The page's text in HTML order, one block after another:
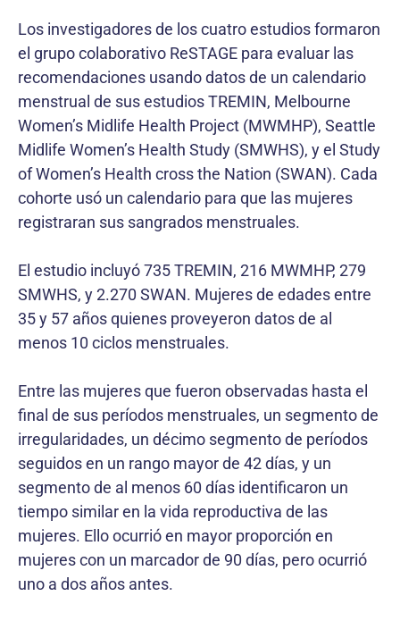
Los investigadores de los cuatro estudios formaron
el grupo colaborativo ReSTAGE para evaluar las
recomendaciones usando datos de un calendario
menstrual de sus estudios TREMIN, Melbourne
Women’s Midlife Health Project (MWMHP), Seattle
Midlife Women’s Health Study (SMWHS), y el Study
of Women’s Health cross the Nation (SWAN). Cada
cohorte usó un calendario para que las mujeres
registraran sus sangrados menstruales.
El estudio incluyó 735 TREMIN, 216 MWMHP, 279
SMWHS, y 2.270 SWAN. Mujeres de edades entre
35 y 57 años quienes proveyeron datos de al
menos 10 ciclos menstruales.
Entre las mujeres que fueron observadas hasta el
final de sus períodos menstruales, un segmento de
irregularidades, un décimo segmento de períodos
seguidos en un rango mayor de 42 días, y un
segmento de al menos 60 días identificaron un
tiempo similar en la vida reproductiva de las
mujeres. Ello ocurrió en mayor proporción en
mujeres con un marcador de 90 días, pero ocurrió
uno a dos años antes.